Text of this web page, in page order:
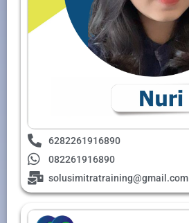
6282261916890
082261916890
solusimitratraining@gmail.com